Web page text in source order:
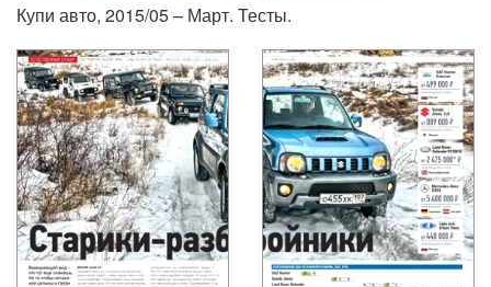
Купи авто, 2015/05 – Март. Тесты.